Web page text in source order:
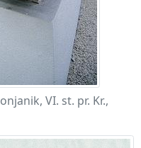
VI. st. pr. Kr.,